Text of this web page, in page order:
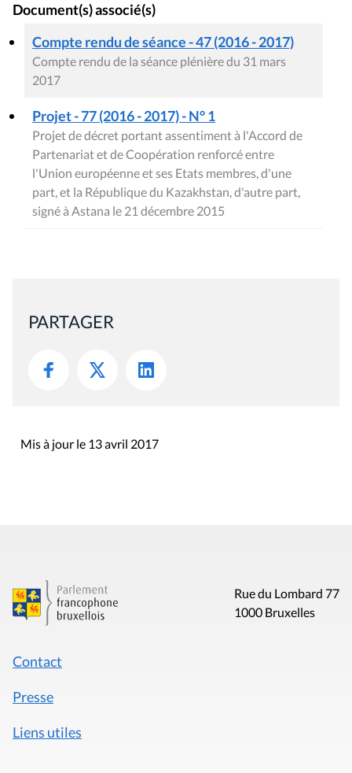
Document(s) associé(s)
Compte rendu de séance - 47 (2016 - 2017)
Compte rendu de la séance plénière du 31 mars
2017
Projet - 77 (2016 - 2017) - N° 1
Projet de décret portant assentiment à l'Accord de
Partenariat et de Coopération renforcé entre
l'Union européenne et ses Etats membres, d'une
part, et la République du Kazakhstan, d'autre part,
signé à Astana le 21 décembre 2015
PARTAGER
Mis à jour le 13 avril 2017
Rue du Lombard 77
1000 Bruxelles
Contact
Presse
Liens utiles